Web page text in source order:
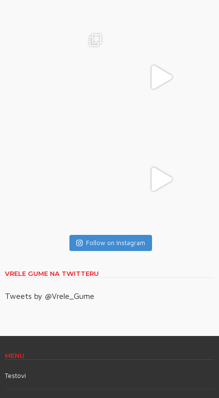
Follow on Instagram
VRELE GUME NA TWITTERU
Tweets by @Vrele_Gume
MENU
Testovi